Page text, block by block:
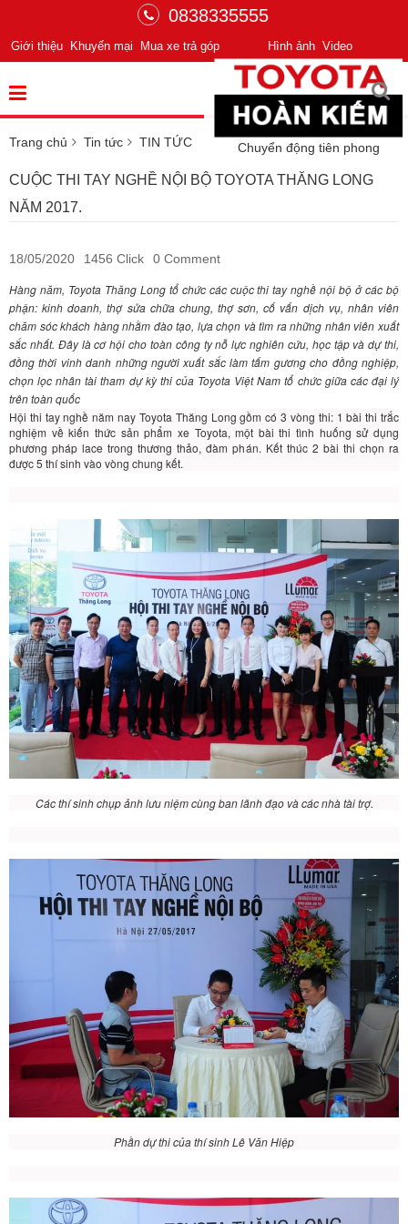
0838335555
Hình ảnh Video
Giới thiệu Khuyến mại Mua xe trả góp
Chuyển động tiên phong
Trang chủ Tin tức TIN TỨC
CUỘC THI TAY NGHỀ NỘI BỘ TOYOTA THĂNG LONG
NĂM 2017.
18/05/2020 1456 Click 0 Comment
Hàng năm, Toyota Thăng Long tổ chức các cuộc thi tay nghề nội bộ ở các bộ
phận: kinh doanh, thợ sửa chữa chung, thợ sơn, cố vấn dịch vụ, nhân viên
chăm sóc khách hàng nhằm đào tạo, lựa chọn và tìm ra những nhân viên xuất
sắc nhất. Đây là cơ hội cho toàn công ty nỗ lực nghiên cứu, học tập và dự thi,
đồng thời vinh danh những người xuất sắc làm tấm gương cho đồng nghiệp,
chọn lọc nhân tài tham dự kỳ thi của Toyota Việt Nam tổ chức giữa các đại lý
trên toàn quốc
Hội thi tay nghề năm nay Toyota Thăng Long gồm có 3 vòng thi: 1 bài thi trắc
nghiệm về kiến thức sản phẩm xe Toyota, một bài thi tình huống sử dụng
phương pháp lace trong thương thảo, đàm phán. Kết thúc 2 bài thi chọn ra
được 5 thí sinh vào vòng chung kết.
Các thí sinh chụp ảnh lưu niệm cùng ban lãnh đạo và các nhà tài trợ.
Phần dự thi của thí sinh Lê Văn Hiệp